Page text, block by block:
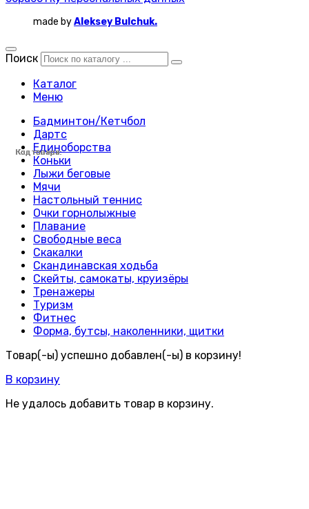
Код товара:
Код товара:
Код товара:
Код товара:
Код товара:
Код товара:
Код товара:
Код товара:
Код товара:
Код товара:
Код товара:
Код товара:
Код товара:
Код товара:
Код товара:
Код товара:
Код товара:
Код товара:
Код товара:
Код товара:
Код товара:
Код товара:
Код товара:
Код товара:
made byAleksey Bulchuk.
Поиск
Каталог
Меню
Бадминтон/Кетчбол
Дартс
Единоборства
Коньки
Лыжи беговые
Мячи
Настольный теннис
Очки горнолыжные
Плавание
Свободные веса
Скакалки
Скандинавская ходьба
Скейты, самокаты, круизёры
Тренажеры
Туризм
Фитнес
Форма, бутсы, наколенники, щитки
Товар(-ы) успешно добавлен(-ы) в корзину!
В корзину
Не удалось добавить товар в корзину.